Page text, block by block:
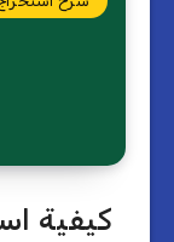
كيفية